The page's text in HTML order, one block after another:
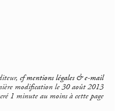
cfmentions légales & e-mail
modification le 30 août 2013
1 minute au moins à cette page